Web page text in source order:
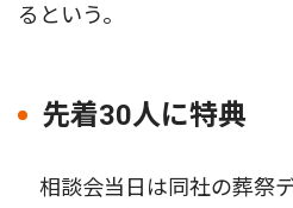
るという。
先着30人に特典
相談会当日は同社の葬祭